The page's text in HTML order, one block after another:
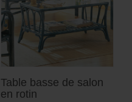
Table basse de salon
en rotin